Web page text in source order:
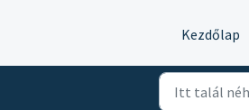
Kezdőlap